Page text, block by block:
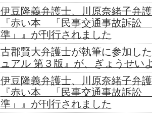
伊豆隆義弁護士、川原奈緒子弁
『赤い本 「民事交通事故訴訟
準」』が刊行されました
古郡賢大弁護士が執筆に参加し
ュアル 第３版』が、ぎょうせい
伊豆隆義弁護士、川原奈緒子弁
『赤い本 「民事交通事故訴訟
準」』が刊行されました